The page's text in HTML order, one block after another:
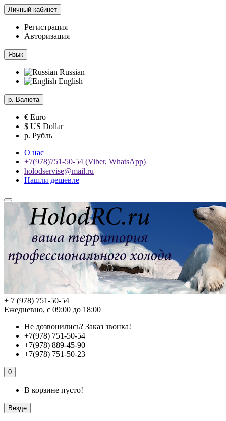
Личный кабинет
Регистрация
Авторизация
Язык
Russian
English
р. Валюта
€ Euro
$ US Dollar
р. Рубль
О нас
+7(978)751-50-54 (Viber, WhatsApp)
holodservise@mail.ru
Нашли дешевле
+ 7 (978) 751-50-54
Ежедневно, с 09:00 до 18:00
Не дозвонились? Заказ звонка!
+7(978) 751-50-54
+7(978) 889-45-90
+7(978) 751-50-23
0
В корзине пусто!
Везде